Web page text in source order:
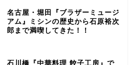
名古屋・堀田『ブラザーミュージ
アム』ミシンの歴史から石原裕次
郎まで満喫してきた！！
石川橋『中華料理 餃子工房』で